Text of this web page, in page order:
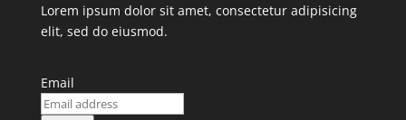
Lorem ipsum dolor sit amet, consectetur adipisicing
elit, sed do eiusmod.
Email